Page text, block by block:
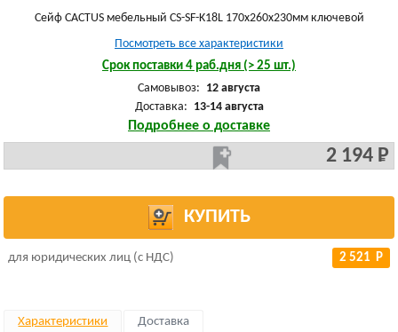
Сейф CACTUS мебельный CS-SF-K18L 170x260x230мм ключевой
Посмотреть все характеристики
Срок поставки 4 раб.дня (> 25 шт.)
Самовывоз: 12 августа
Доставка: 13-14 августа
Подробнее о доставке
2 194 Р
КУПИТЬ
для юридических лиц (с НДС) 2 521 Р
Характеристики Доставка